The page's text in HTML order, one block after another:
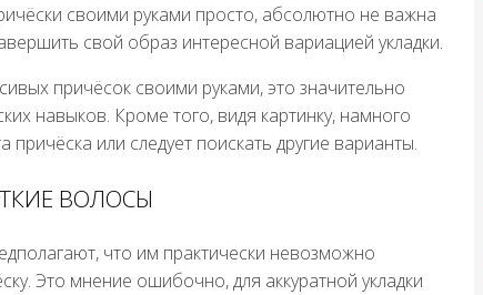
своими руками просто, абсолютно не важна
свой образ интересной вариацией укладки.
причёсок своими руками, это значительно
навыков. Кроме того, видя картинку, намного
или следует поискать другие варианты.
ВОЛОСЫ
что им практически невозможно
Это мнение ошибочно, для аккуратной укладки